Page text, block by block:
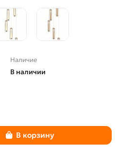
Наличие
В наличии
В корзину